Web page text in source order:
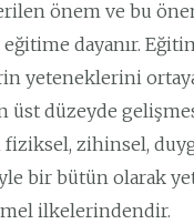
önem ve bu
dayanır.
yeteneklerini
üst düzeyde
zihinsel,
bir bütün olarak
ilkelerindendir.